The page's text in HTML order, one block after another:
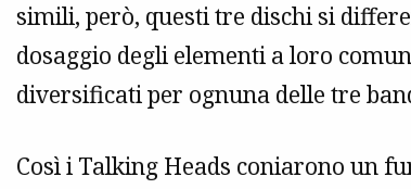
simili, però, questi tre dischi si
dosaggio degli elementi a loro
diversificati per ognuna delle tre
Così i Talking Heads coniarono un